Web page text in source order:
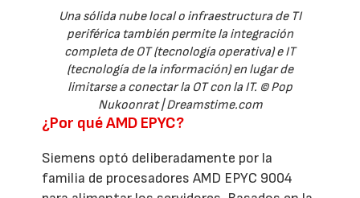
Una sólida nube local o infraestructura de TI
periférica también permite la integración
completa de OT (tecnología operativa) e IT
(tecnología de la información) en lugar de
limitarse a conectar la OT con la IT. © Pop
Nukoonrat | Dreamstime.com
¿Por qué AMD EPYC?
Siemens optó deliberadamente por la
familia de procesadores AMD EPYC 9004